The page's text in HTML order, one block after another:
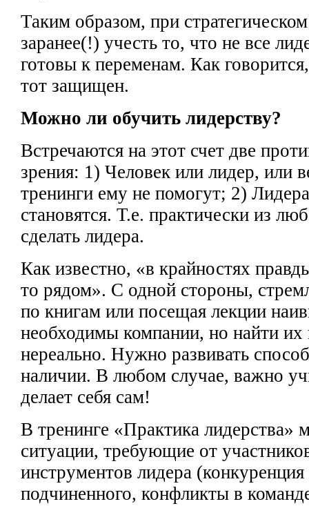
Таким образом, при
заранее(!) учесть то, что не все
готовы к переменам. Как
тот защищен.
Можно ли обучить лидерству?
Встречаются на этот счет две
зрения: 1) Человек или лидер, или
тренинги ему не помогут; 2)
становятся. Т.е. практически из
сделать лидера.
Как известно, «в крайностях
то рядом». С одной стороны,
по книгам или посещая лекции
необходимы компании, но найти их
нереально. Нужно развивать
наличии. В любом случае, важно
делает себя сам!
В тренинге «Практика лидерства»
ситуации, требующие от
инструментов лидера
подчиненного, конфликты в